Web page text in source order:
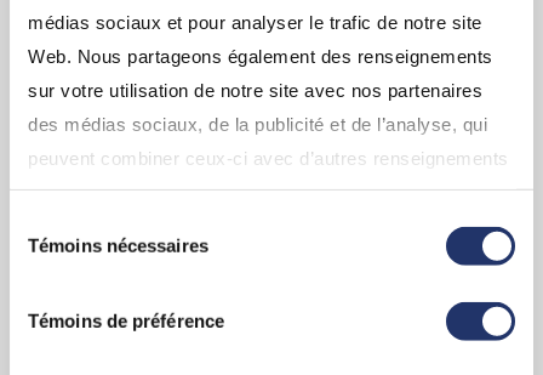
médias sociaux et pour analyser le trafic de notre site
Web. Nous partageons également des renseignements
sur votre utilisation de notre site avec nos partenaires
des médias sociaux, de la publicité et de l’analyse, qui
peuvent combiner ceux-ci avec d’autres renseignements
que vous leur avez fournis ou qu’ils ont collectés lors de
votre utilisation de leurs services. En continuant d’utiliser
notre site Web, vous consentez à l’utilisation de nos
référez à la section « Modalités de tous les sites Web
Témoins nécessaires
Témoins de préférence
Pourquoi choisir un conseiller Assante
CI?
Découvrez les outils et les stratégies